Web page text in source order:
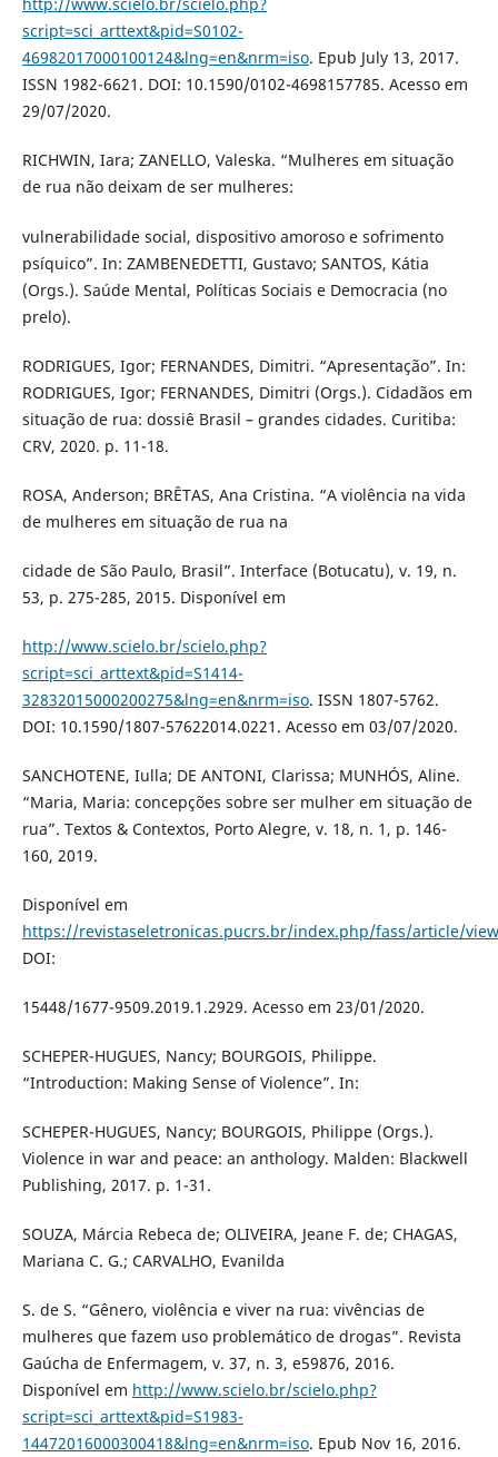
http://www.scielo.br/scielo.php?
script=sci_arttext&pid=S0102-
46982017000100124&lng=en&nrm=iso. Epub July 13, 2017.
ISSN 1982-6621. DOI: 10.1590/0102-4698157785. Acesso em
29/07/2020.
RICHWIN, Iara; ZANELLO, Valeska. “Mulheres em situação
de rua não deixam de ser mulheres:
vulnerabilidade social, dispositivo amoroso e sofrimento
psíquico”. In: ZAMBENEDETTI, Gustavo; SANTOS, Kátia
(Orgs.). Saúde Mental, Políticas Sociais e Democracia (no
prelo).
RODRIGUES, Igor; FERNANDES, Dimitri. “Apresentação”. In:
RODRIGUES, Igor; FERNANDES, Dimitri (Orgs.). Cidadãos em
situação de rua: dossiê Brasil – grandes cidades. Curitiba:
CRV, 2020. p. 11-18.
ROSA, Anderson; BRÊTAS, Ana Cristina. “A violência na vida
de mulheres em situação de rua na
cidade de São Paulo, Brasil”. Interface (Botucatu), v. 19, n.
53, p. 275-285, 2015. Disponível em
http://www.scielo.br/scielo.php?
script=sci_arttext&pid=S1414-
32832015000200275&lng=en&nrm=iso. ISSN 1807-5762.
DOI: 10.1590/1807-57622014.0221. Acesso em 03/07/2020.
SANCHOTENE, Iulla; DE ANTONI, Clarissa; MUNHÓS, Aline.
“Maria, Maria: concepções sobre ser mulher em situação de
rua”. Textos & Contextos, Porto Alegre, v. 18, n. 1, p. 146-
160, 2019.
Disponível em
https://revistaseletronicas.pucrs.br/index.php/fass/article/
DOI:
15448/1677-9509.2019.1.2929. Acesso em 23/01/2020.
SCHEPER-HUGUES, Nancy; BOURGOIS, Philippe.
“Introduction: Making Sense of Violence”. In:
SCHEPER-HUGUES, Nancy; BOURGOIS, Philippe (Orgs.).
Violence in war and peace: an anthology. Malden: Blackwell
Publishing, 2017. p. 1-31.
SOUZA, Márcia Rebeca de; OLIVEIRA, Jeane F. de; CHAGAS,
Mariana C. G.; CARVALHO, Evanilda
S. de S. “Gênero, violência e viver na rua: vivências de
mulheres que fazem uso problemático de drogas”. Revista
Gaúcha de Enfermagem, v. 37, n. 3, e59876, 2016.
Disponível em http://www.scielo.br/scielo.php?
script=sci_arttext&pid=S1983-
14472016000300418&lng=en&nrm=iso. Epub Nov 16, 2016.